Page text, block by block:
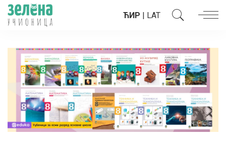
ЋИР | LAT